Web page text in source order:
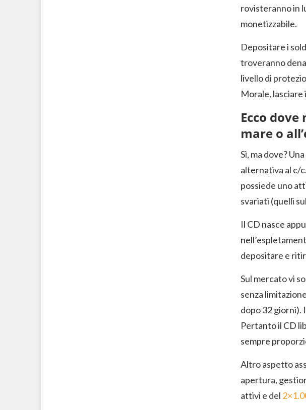
rovisteranno in
monetizzabile.
Depositare i
troveranno
livello di
Morale, lasciare
Ecco
mare o
Sì, ma dove?
alternativa al c/
possiede uno
svariati (quelli
Il CD nasce
depositare e
Sul mercato vi
senza
dopo 32 giorni).
Pertanto il CD
sempre
Altro aspetto
apertura,
attivi e del